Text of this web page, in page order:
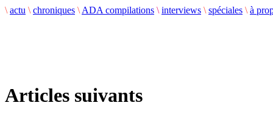
\ actu \ chroniques \ ADA compilations \ interviews \ spéciales \ à
Articles suivants